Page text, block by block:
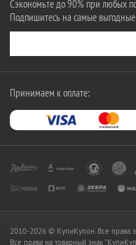
Сэкономьте до 90% при любых
Подпишитесь на самые
Принимаем к оплате:
2010-2026 © КупиКупон. Все права
Все права на товарный знак